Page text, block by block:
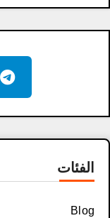
الفئات
Blog